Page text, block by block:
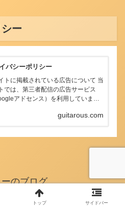
ー
バシーポリシー
トに掲載されている広告について 当
では、第三者配信の広告サービス
アドセンス）を利用していま
味に応じた商品やサービスの広告を
...
guitarous.com
のブログ
トップ サイドバー